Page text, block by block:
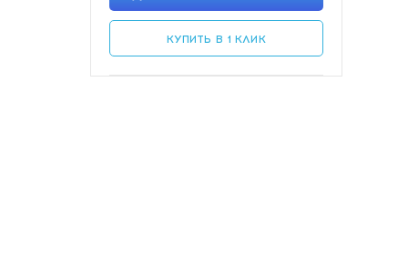
КУПИТЬ В 1 КЛИК